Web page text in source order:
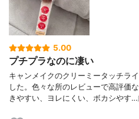
5.00
プチプラなのに凄い
キャンメイクのクリーミータッチラ
した。色々な所のレビューで高評価
きやすい、ヨレにくい、ボカシやす…